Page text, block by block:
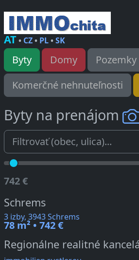
AT• CZ• PL•SK
Byty Domy
Pozemky
Komerčné nehnuteľnosti
Byty na prenájom
742 €
Schrems
3 izby, 3943 Schrems
78 m² • 742 €
Regionálne realitné